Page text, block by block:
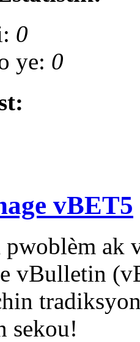
0
ye: 0
vBET5
pwoblèm ak
vBulletin
sekou!